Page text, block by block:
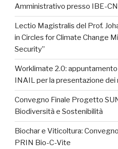
Amministrativo presso IBE-
Lectio Magistralis del Prof.
in Circles for Climate Change
Security”
Worklimate 2.0: appuntamento
INAIL per la presentazione
Convegno Finale Progetto
Biodiversità e Sostenibilità
Biochar e Viticoltura:
PRIN Bio-C-Vite